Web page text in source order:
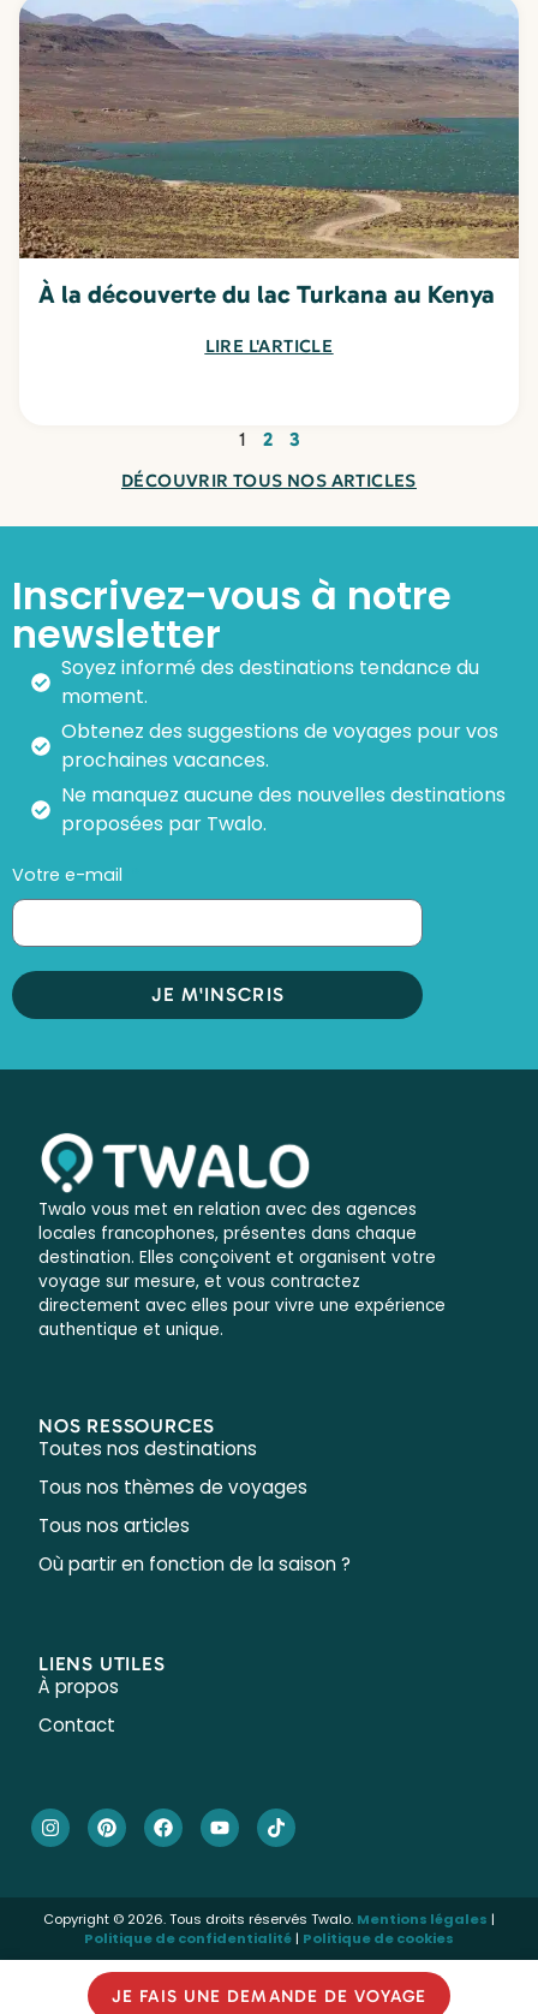
À la découverte du lac Turkana au Kenya
LIRE L'ARTICLE
1 2 3
DÉCOUVRIR TOUS NOS ARTICLES
Inscrivez-vous à notre
newsletter
Soyez informé des destinations tendance du
moment.
Obtenez des suggestions de voyages pour vos
prochaines vacances.
Ne manquez aucune des nouvelles destinations
proposées par Twalo.
Votre e-mail
JE M'INSCRIS
Twalo vous met en relation avec des agences
locales francophones, présentes dans chaque
destination. Elles conçoivent et organisent votre
voyage sur mesure, et vous contractez
directement avec elles pour vivre une expérience
authentique et unique.
NOS RESSOURCES
Toutes nos destinations
Tous nos thèmes de voyages
Tous nos articles
Où partir en fonction de la saison ?
LIENS UTILES
À propos
Contact
Copyright © 2026. Tous droits réservés Twalo. Mentions légales |
Politique de confidentialité| Politique de cookies
JE FAIS UNE DEMANDE DE VOYAGE